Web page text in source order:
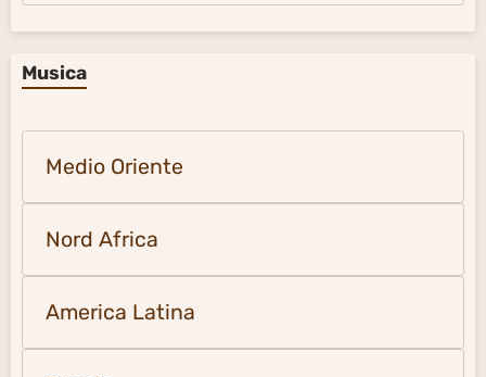
Musica
Medio Oriente
Nord Africa
America Latina